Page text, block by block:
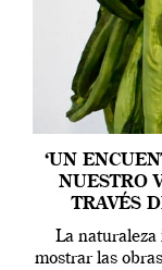
‘UN
NUESTRO
TRAVÉS
La
mostrar las